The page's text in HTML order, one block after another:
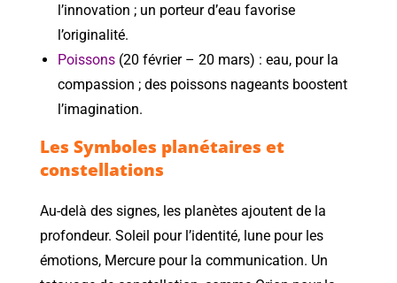
l’innovation ; un porteur d’eau favorise
l’originalité.
Poissons (20 février – 20 mars) : eau, pour la
compassion ; des poissons nageants boostent
l’imagination.
Les Symboles planétaires et
constellations
Au-delà des signes, les planètes ajoutent de la
profondeur. Soleil pour l’identité, lune pour les
émotions, Mercure pour la communication. Un